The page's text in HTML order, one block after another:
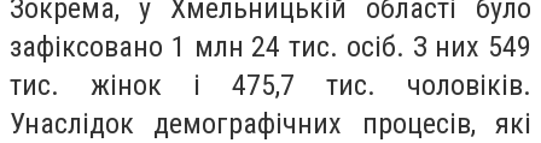
Зокрема, у Хмельницькій області було
зафіксовано 1 млн 24 тис. осіб. З них 549
тис. жінок і 475,7 тис. чоловіків.
Унаслідок демографічних процесів, які